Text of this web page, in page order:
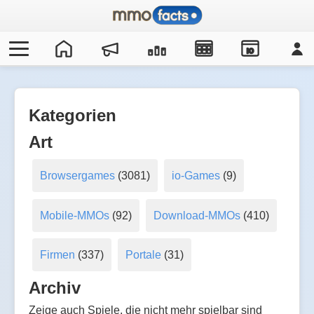
IO
Kategorien
Art
Browsergames(3081) io-Games (9)
Mobile-MMOs(92) Download-MMOs (410)
Firmen (337) Portale (31)
Archiv
Zeige auch Spiele, die nicht mehr spielbar sind